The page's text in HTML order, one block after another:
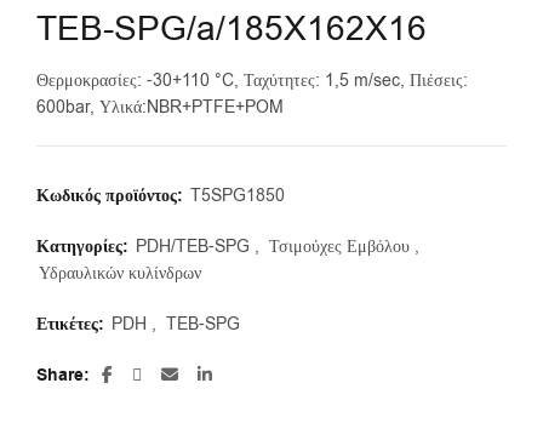
TEB-SPG/a/185X162X16
Θερμοκρασίες: -30+110 °C, Ταχύτητες: 1,5 m/sec, Πιέσεις:
600bar, Υλικά:NBR+PTFE+POM
Κωδικός προϊόντος: T5SPG1850
Κατηγορίες: PDH/TEB-SPG , Τσιμούχες Εμβόλου ,
Υδραυλικών κυλίνδρων
Ετικέτες: PDH , TEB-SPG
Share